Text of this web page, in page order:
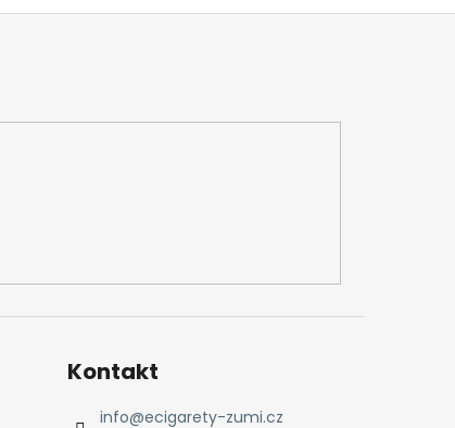
Kontakt
info@ecigarety-zumi.cz